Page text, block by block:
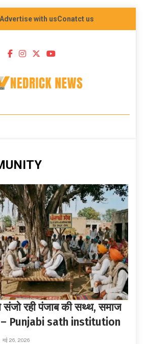
Advertise with usConatct us
NEWS
संजो रही पंजाब की सथ्थ, समाज
– Punjabi sath institution
मई 26, 2026